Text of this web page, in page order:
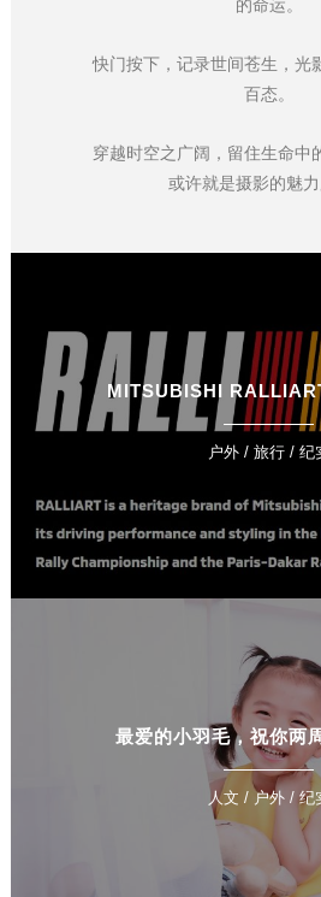
的命运。
快门按下，记录世间苍生，光
百态。
穿越时空之广阔，留住生命中
或许就是摄影的魅力
MITSUBISHI
户外 / 旅行 / 纪
最爱的小羽毛，祝你两
人文 / 户外 / 纪